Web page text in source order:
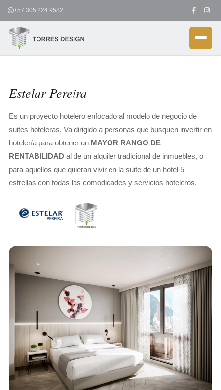
contenido
+57 305 224 9582
Estelar Pereira
Es un proyecto hotelero enfocado al modelo de negocio de
suites hoteleras. Va dirigido a personas que busquen invertir en
hotelería para obtener un MAYOR RANGO DE
RENTABILIDAD al de un alquiler tradicional de inmuebles, o
para aquellos que quieran vivir en la suite de un hotel 5
estrellas con todas las comodidades y servicios hoteleros.